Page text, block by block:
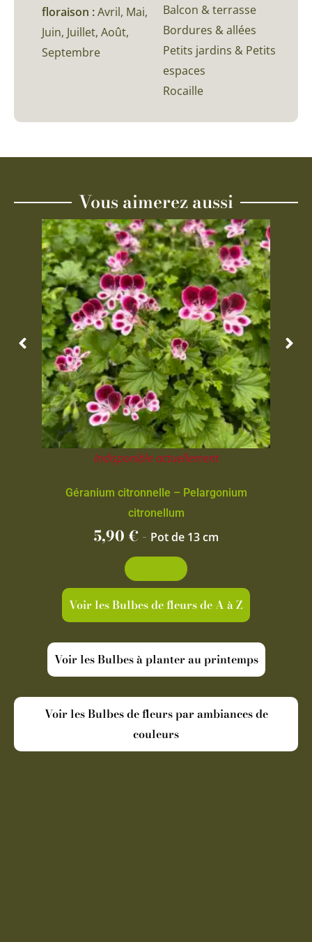
floraison :Avril, Mai,
Juin, Juillet, Août,
Septembre
Balcon & terrasse
Bordures & allées
Petits jardins & Petits
espaces
Rocaille
Vous aimerez aussi
Indisponible actuellement
Géranium citronnelle – Pelargonium
citronellum
5,90€ - Pot de 13 cm
Voir les Bulbes de fleurs de A à Z
Voir les Bulbes à planter au printemps
Voir les Bulbes de fleurs par ambiances de
couleurs